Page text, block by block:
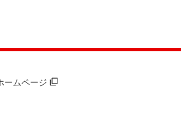
ームページ